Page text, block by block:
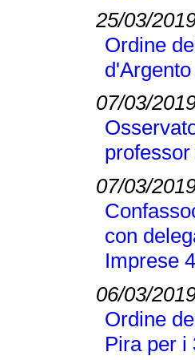
25/03/
Ordine
07/03/
07/03/
con
Imprese
06/03/
Ordine
Pira per i